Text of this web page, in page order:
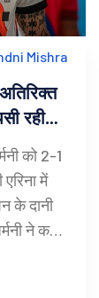
Mishra
रही
को 2-1
में
के दानी
ने कई